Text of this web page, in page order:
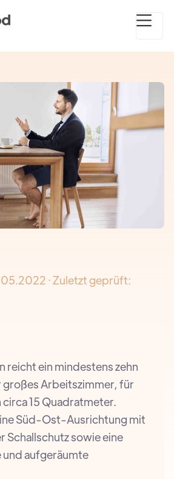
· Zuletzt geprüft:
reicht ein mindestens zehn
Arbeitszimmer, für
15 Quadratmeter.
Süd-Ost-Ausrichtung mit
Schallschutz sowie eine
aufgeräumte